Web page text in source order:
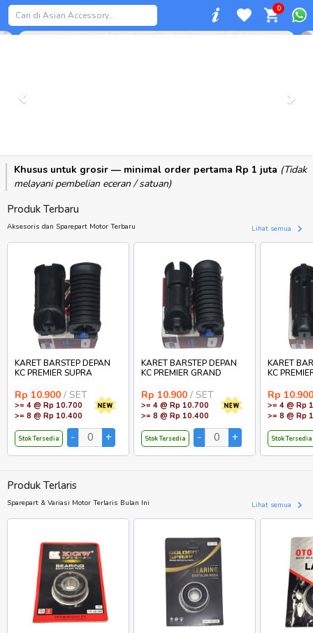
0
Previous
Khusus untuk grosir — minimal order pertama Rp 1 juta (Tidak
melayani pembelian eceran / satuan)
Produk Terbaru
Aksesoris dan Sparepart Motor Terbaru Lihat semua
KARET BARSTEP DEPAN
KC PREMIER SUPRA
Rp 10.900 / SET
>= 4 @ Rp 10.700
>= 8 @ Rp 10.400
Stok Tersedia
KARET BARSTEP DEPAN
KC PREMIER GRAND
Rp 10.900 / SET
>= 4 @ Rp 10.700
>= 8 @ Rp 10.400
Stok Tersedia
KARET
KC
Rp 10.900
>= 4 @ Rp
>= 8 @ Rp
Stok Tersedia
Produk Terlaris
Sparepart & Variasi Motor Terlaris Bulan Ini Lihat semua